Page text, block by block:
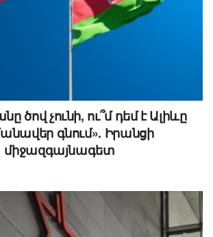
ծով չունի, ու՞մ դեմ է Ալիևը
գնում». Իրանցի
միջազգայնագետ